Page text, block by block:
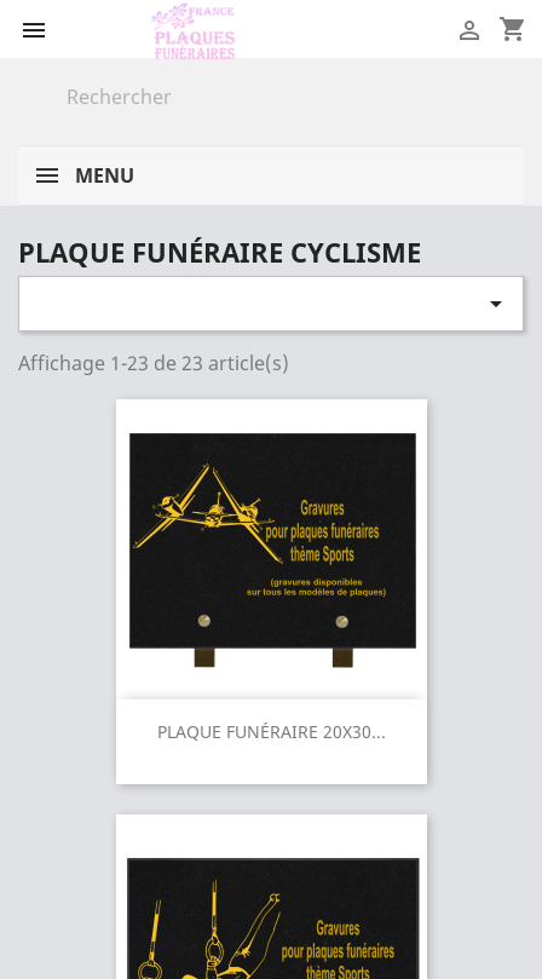
 shopping_cart

MENU
PLAQUE FUNÉRAIRE CYCLISME

Affichage 1-23 de 23 article(s)
PLAQUE FUNÉRAIRE 20X30...